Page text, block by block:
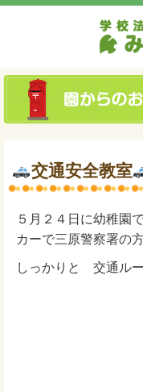
交通安全教室
５月２４日に幼稚園
カーで三原警察署の
しっかりと 交通ル